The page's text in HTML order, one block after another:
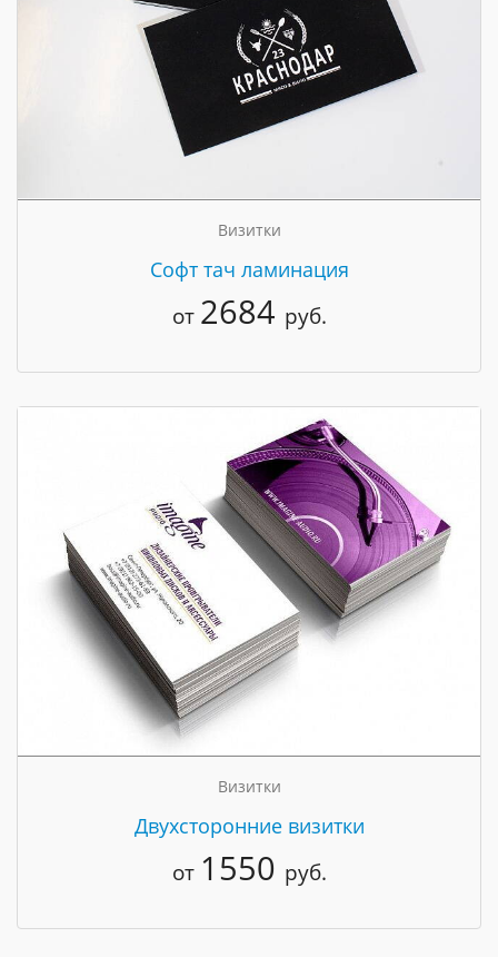
Визитки
Cофт тач ламинация
от 2684 руб.
Визитки
Двухсторонние визитки
от 1550 руб.